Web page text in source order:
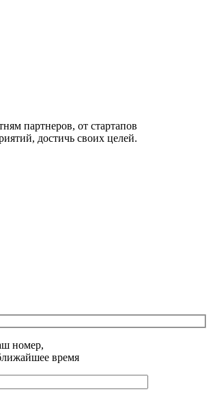
партнеров, от стартапов
достичь своих целей.
номер,
время